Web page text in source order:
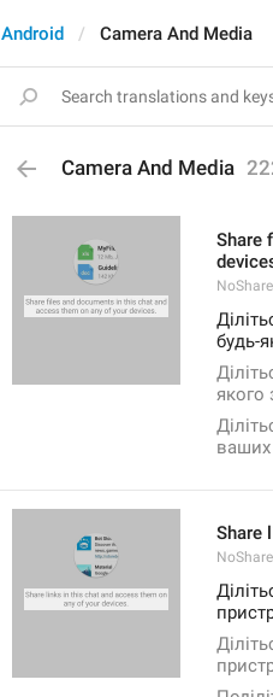
Android Camera And Media
Camera And Media
Share
будь-
якого
ваших
Share